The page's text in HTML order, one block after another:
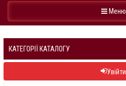
Навігація
Меню
КАТЕГОРІЇ КАТАЛОГУ
Увійти